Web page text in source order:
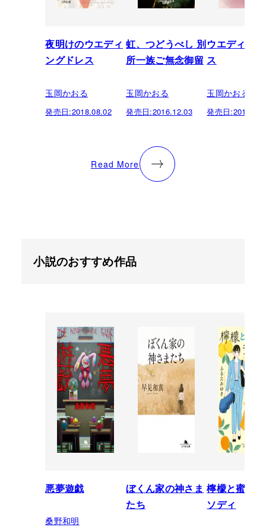
夜明けのウエディ
ングドレス
玉岡かおる
発売日:2018.08.02
虹、つどうべし 別
所一族ご無念御留
玉岡かおる
発売日:2016.12.03
ウエディン
ス
玉岡かおる
発売日:
Read More
小説のおすすめ作品
悪夢遊戯
桑野和明
ぼくん家の神さま
たち
檸檬と蜜柑
ソディ